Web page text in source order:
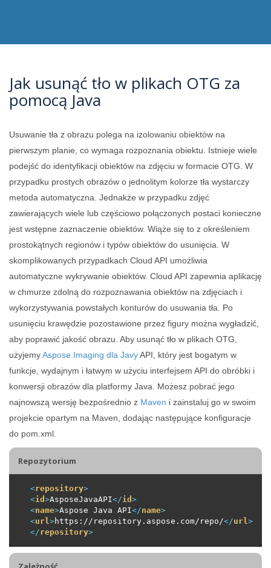
Jak usunąć tło w plikach OTG za
pomocą Java
Usuwanie tła z obrazu polega na izolowaniu obiektów na
pierwszym planie, co wymaga rozpoznania obiektu. Istnieje wiele
podejść do identyfikacji obiektów na zdjęciu w formacie OTG. W
przypadku prostych obrazów o jednolitym kolorze tła wystarczy
metoda automatyczna. Jednakże w przypadku zdjęć
zawierających wiele lub częściowo połączonych postaci konieczne
jest wstępne zaznaczenie obiektów. Wiąże się to z określeniem
prostokątnych regionów i typów obiektów do usunięcia. W
skomplikowanych przypadkach Cloud API umożliwia
automatyczne wykrywanie obiektów. Cloud API zapewnia aplikację
w chmurze zdolną do rozpoznawania obiektów na zdjęciach i
wykorzystywania powstałych konturów do usuwania tła. Po
usunięciu krawędzie pozostawione przez figury można wygładzić,
aby poprawić jakość obrazu. Aby usunąć tło w plikach OTG,
użyjemyAspose.Imaging dla JavyAPI, który jest bogatym w
funkcje, wydajnym i łatwym w użyciu interfejsem API do obróbki i
konwersji obrazów dla platformy Java. Możesz pobrać jego
najnowszą wersję bezpośrednio z Maven i zainstaluj go w swoim
projekcie opartym na Maven, dodając następujące konfiguracje
do pom.xml.
Repozytorium
<repository>
<id >AsposeJavaAPI</id >
<name>Aspose Java API</name>
<url >https://repository.aspose.com/repo/</url >
</repository>